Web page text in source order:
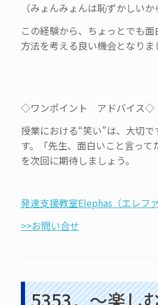
（みょんみょんは恥ずかしい
この経験から、ちょっとでも
方法を考える良い機会となりま
◇ワンポイント アドバイス◇
授業における“笑い”は、大切
す。「先生、面白いこと言っ
を次回に期待しましょう。
発達支援教室Elephas（エレファ
>>お問い合せ
5353．～楽し